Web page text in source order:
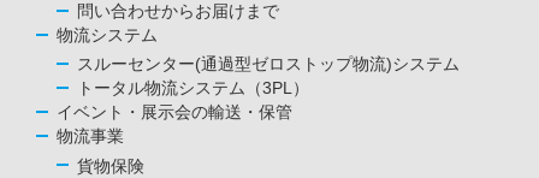
問い合わせからお届けまで
物流システム
スルーセンター(通過型ゼロストップ物流)システム
トータル物流システム（3PL）
イベント・展示会の輸送・保管
物流事業
貨物保険